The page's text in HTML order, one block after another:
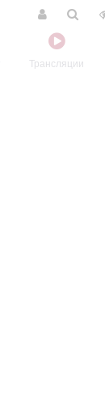
Трансляции